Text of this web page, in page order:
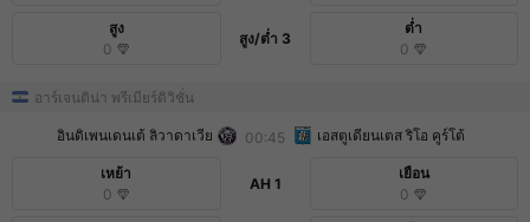
สูง
0
สูง/ต่ำ 3
ต่ำ
0
อาร์เจนติน่า พรีเมียร์ดิวิชั่น
อินดิเพนเดนเต้ ลิวาดาเวีย 00:45 เอสตูเดียนเตส ริโอ คูร์โต้
เหย้า
0
AH 1
เยือน
0